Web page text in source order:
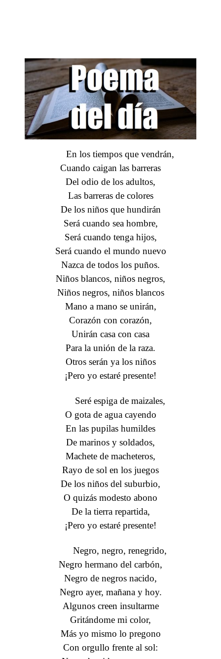
En los tiempos que vendrán,
Cuando caigan las barreras
Del odio de los adultos,
Las barreras de colores
De los niños que hundirán
Será cuando sea hombre,
Será cuando tenga hijos,
Será cuando el mundo nuevo
Nazca de todos los puños.
Niños blancos, niños negros,
Niños negros, niños blancos
Mano a mano se unirán,
Corazón con corazón,
Unirán casa con casa
Para la unión de la raza.
Otros serán ya los niños
¡Pero yo estaré presente!
Seré espiga de maizales,
O gota de agua cayendo
En las pupilas humildes
De marinos y soldados,
Machete de macheteros,
Rayo de sol en los juegos
De los niños del suburbio,
O quizás modesto abono
De la tierra repartida,
¡Pero yo estaré presente!
Negro, negro, renegrido,
Negro hermano del carbón,
Negro de negros nacido,
Negro ayer, mañana y hoy.
Algunos creen insultarme
Gritándome mi color,
Más yo mismo lo pregono
Con orgullo frente al sol: